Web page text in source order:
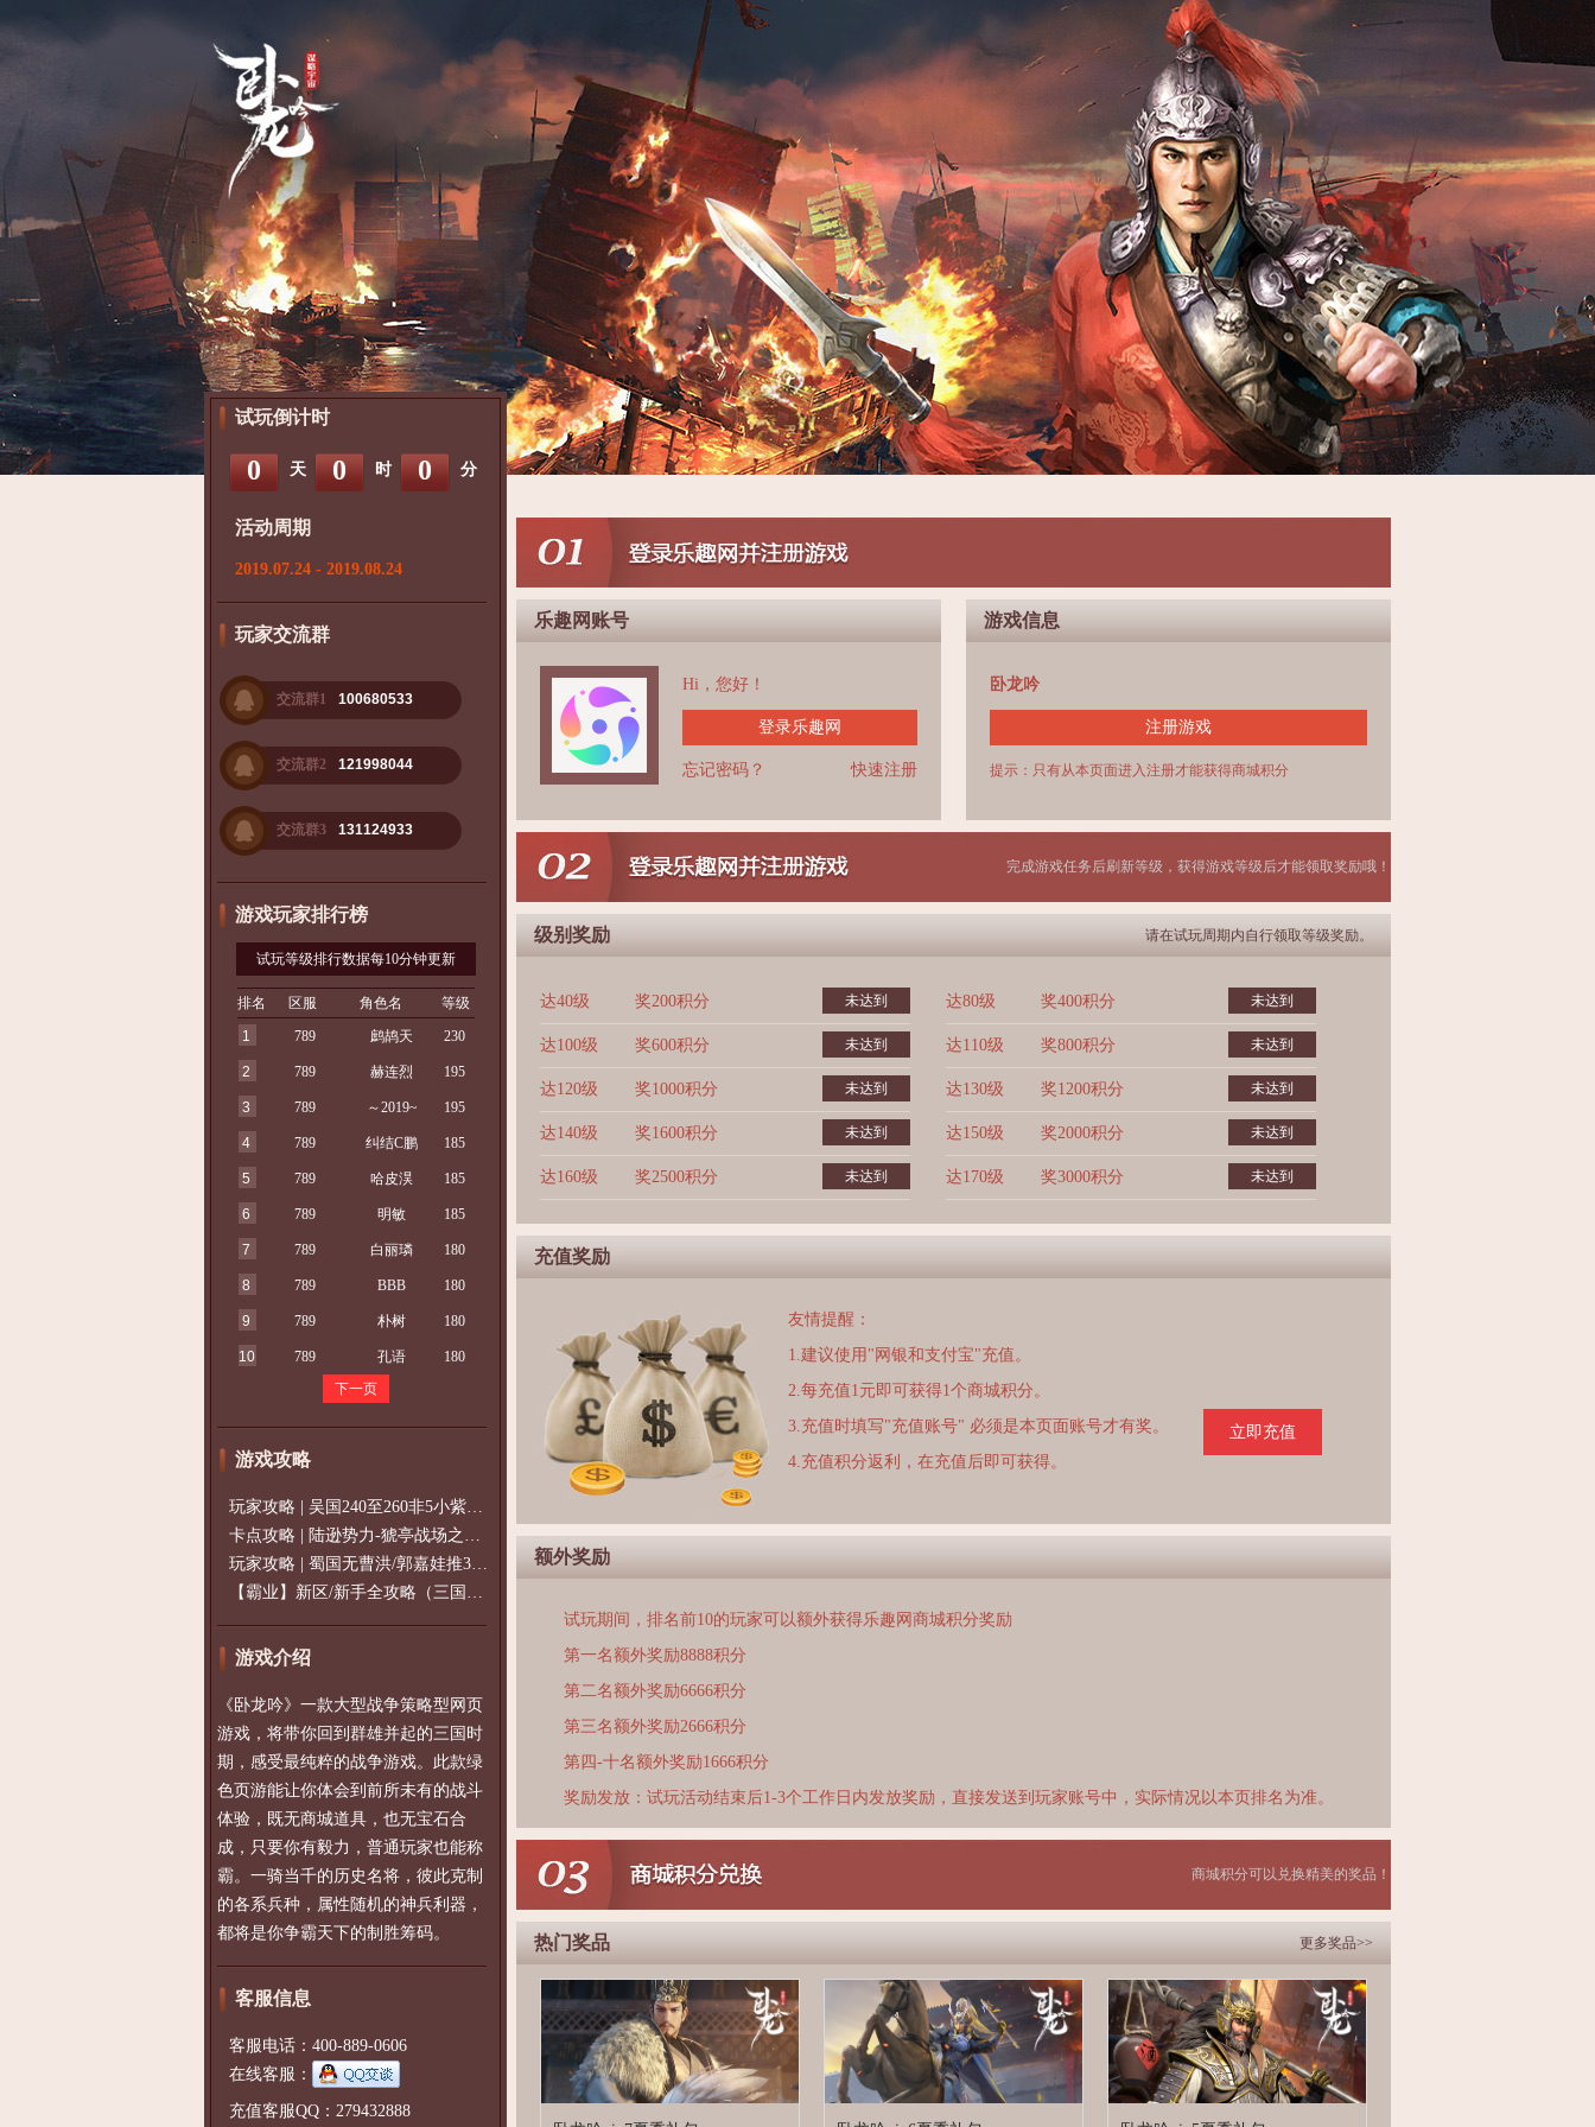
试玩倒计时
0 天 0 时 0 分
活动周期
2019.07.24 - 2019.08.24
玩家交流群
交流群1 100680533
交流群2 121998044
交流群3 131124933
游戏玩家排行榜
试玩等级排行数据每10分钟更新
排名 区服 角色名
等级
1
789 鹧鸪天 230
2 789 赫连烈 195
3 789 ～2019~ 195
4 789 纠结C鹏 185
5 789 哈皮淏 185
6 789 明敏 185
7 789 白丽璘 180
8 789 BBB 180
9 789 朴树 180
10 789 孔语
180
下一页
游戏攻略
玩家攻略 | 吴国240至260非5小紫过策免
卡点攻略 | 陆逊势力-猇亭战场之陆逊
玩家攻略 | 蜀国无曹洪/郭嘉娃推375级，
【霸业】新区/新手全攻略（三国通用）2
游戏介绍
《卧龙吟》一款大型战争策略型网页
游戏，将带你回到群雄并起的三国时
期，感受最纯粹的战争游戏。此款绿
色页游能让你体会到前所未有的战斗
体验，既无商城道具，也无宝石合
成，只要你有毅力，普通玩家也能称
霸。一骑当千的历史名将，彼此克制
的各系兵种，属性随机的神兵利器，
都将是你争霸天下的制胜筹码。
客服信息
客服电话：400-889-0606
在线客服：
充值客服QQ：279432888
乐趣网账号
Hi，您好！
登录乐趣网
快速注册
忘记密码？
游戏信息
卧龙吟
注册游戏
提示：只有从本页面进入注册才能获得商城积分
完成游戏任务后刷新等级，获得游戏等级后才能领取奖励哦！
级别奖励 请在试玩周期内自行领取等级奖励。
达40级 奖200积分 未达到 达80级 奖400积分 未达到
达100级 奖600积分 未达到 达110级 奖800积分 未达到
达120级 奖1000积分 未达到 达130级 奖1200积分 未达到
达140级 奖1600积分 未达到 达150级 奖2000积分 未达到
达160级 奖2500积分 未达到 达170级 奖3000积分 未达到
充值奖励
友情提醒：
1.建议使用"网银和支付宝"充值。
2.每充值1元即可获得1个商城积分。
3.充值时填写"充值账号" 必须是本页面账号才有奖。
4.充值积分返利，在充值后即可获得。
立即充值
额外奖励
试玩期间，排名前10的玩家可以额外获得乐趣网商城积分奖励
第一名额外奖励8888积分
第二名额外奖励6666积分
第三名额外奖励2666积分
第四-十名额外奖励1666积分
奖励发放：试玩活动结束后1-3个工作日内发放奖励，直接发送到玩家账号中，实际情况以本页排名为准。
商城积分可以兑换精美的奖品！
热门奖品 更多奖品>>